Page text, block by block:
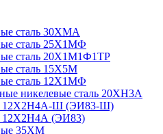
сталь 30ХМА
сталь 25Х1МФ
сталь 20Х1М1Ф1ТР
сталь 15Х5М
сталь 12Х1МФ
никелевые сталь 20ХН3А
12Х2Н4А-Ш (ЭИ83-Ш)
12Х2Н4А (ЭИ83)
35ХМ